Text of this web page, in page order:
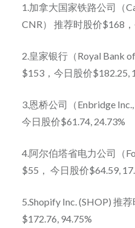
1.加拿大国家铁路公司（
CNR） 推荐时股价$168
2.皇家银行（Royal Bank
$153，今日股价$182.25,
3.恩桥公司（Enbridge
今日股价$61.74, 24.73%
4.阿尔伯塔省电力公司（
$55， 今日股价$64.59,
5.Shopify Inc. (SHOP) 推
$172.76, 94.75%